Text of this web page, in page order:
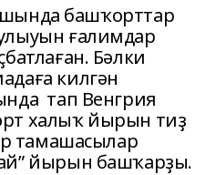
башҡорттар
ғалимдар
Бәлки
килгән
тап Венгрия
халыҡ йырын тиҙ
тамашасылар
йырын башҡарҙы.